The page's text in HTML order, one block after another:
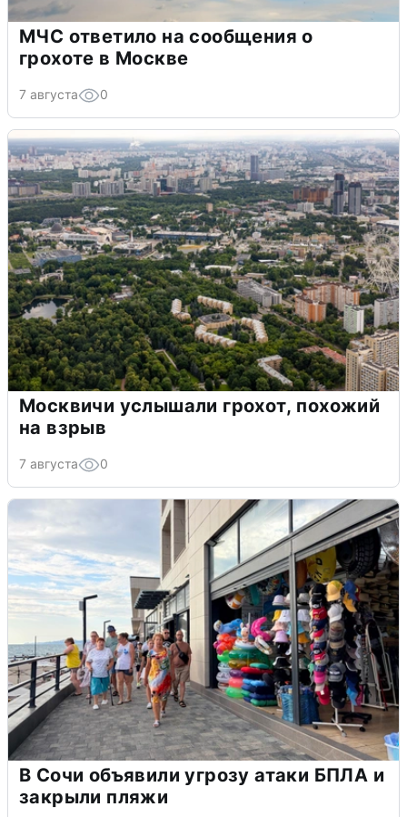
МЧС ответило на сообщения о
грохоте в Москве
7 августа 0
Москвичи услышали грохот, похожий
на взрыв
7 августа 0
В Сочи объявили угрозу атаки БПЛА и
закрыли пляжи